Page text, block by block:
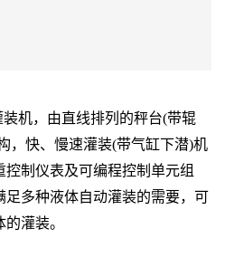
机，由直线排列的秤台(带辊
，快、慢速灌装(带气缸下潜)机
制仪表及可编程控制单元组
足多种液体自动灌装的需要，可
灌装。